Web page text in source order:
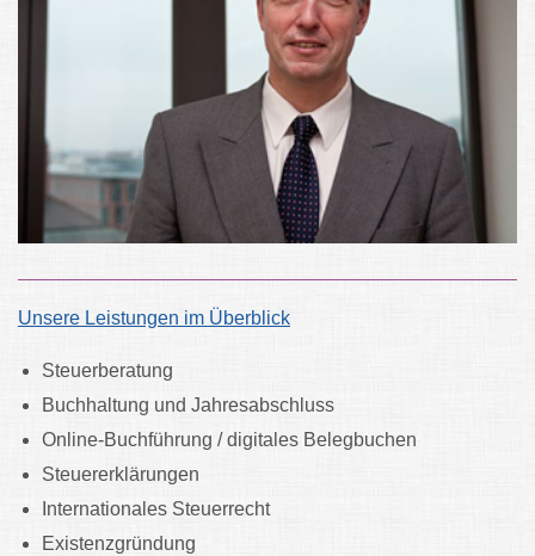
Unsere Leistungen im Überblick
Steuerberatung
Buchhaltung und Jahresabschluss
Online-Buchführung / digitales Belegbuchen
Steuererklärungen
Internationales Steuerrecht
Existenzgründung